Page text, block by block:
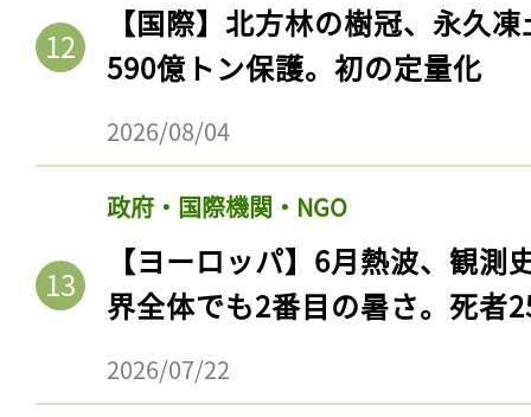
【国際】北方林の樹冠、永久
590億トン保護。初の定量化
2026/08/04
政府・国際機関・NGO
【ヨーロッパ】6月熱波、観
界全体でも2番目の暑さ。死者
2026/07/22